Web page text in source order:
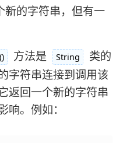
新的字符串，但有一
方法是 String
类的
字符串连接到调用该
返回一个新的字符串
。例如：